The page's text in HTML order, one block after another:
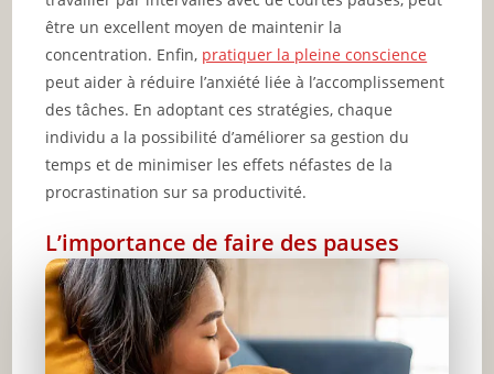
être un excellent moyen de maintenir la
concentration. Enfin, pratiquer la pleine conscience
peut aider à réduire l’anxiété liée à l’accomplissement
des tâches. En adoptant ces stratégies, chaque
individu a la possibilité d’améliorer sa gestion du
temps et de minimiser les effets néfastes de la
procrastination sur sa productivité.
L’importance de faire des pauses